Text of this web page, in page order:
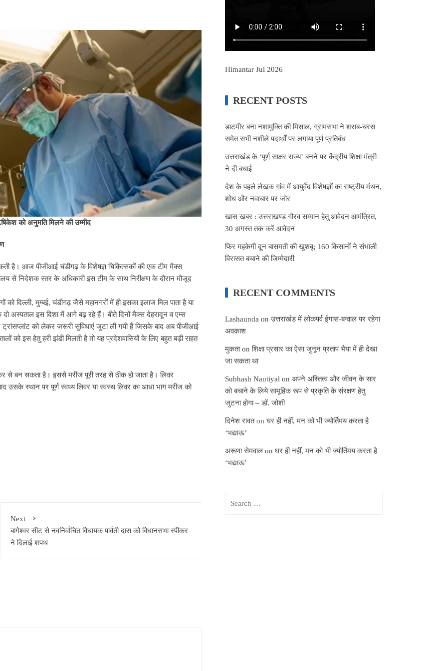
को अनुमति मिलने की उम्मीद
है। आज पीजीआई चंडीगढ़ के विशेषज्ञ चिकित्सकों की एक टीम मैक्स
से निदेशक स्तर के अधिकारी इस टीम के साथ निरीक्षण के दौरान मौजूद
को दिल्ली, मुम्बई, चंडीगढ़ जैसे महानगरों में ही इसका इलाज मिल पाता है या
अस्पताल इस दिशा में आगे बढ़ रहे हैं। बीते दिनों मैक्स देहरादून व एम्स
ट्रांसप्लांट को लेकर जरूरी सुविधाएं जुटा ली गयी हैं जिसके बाद अब पीजीआई
को इस हेतु हरी झंडी मिलती है तो यह प्रदेशवासियों के लिए बहुत बड़ी राहत
से बन सकता है। इससे मरीज पूरी तरह से ठीक हो जाता है। लिवर
उसके स्थान पर पूर्ण स्वथ्य लिवर या स्वस्थ लिवर का आधा भाग मरीज को
Next
बागेश्वर सीट से नवनिर्वाचित विधायक पार्वती दास को विधानसभा स्पीकर
ने दिलाई शपथ
Himantar Jul 2026
RECENT POSTS
डाटमीर बना नशामुक्ति की मिसाल, ग्रामसभा ने शराब-चरस
समेत सभी नशीले पदार्थों पर लगाया पूर्ण प्रतिबंध
उत्तराखंड के ‘पूर्ण साक्षर राज्य’ बनने पर केंद्रीय शिक्षा मंत्री
ने दी बधाई
देश के पहले लेखक गांव में आयुर्वेद विशेषज्ञों का राष्ट्रीय मंथन,
शोध और नवाचार पर जोर
खास खबर : उत्तराखण्ड गौरव सम्मान हेतु आवेदन आमंत्रित,
30 अगस्त तक करें आवेदन
फिर महकेगी दून बासमती की खुशबू: 160 किसानों ने संभाली
विरासत बचाने की जिम्मेदारी
RECENT COMMENTS
Lashaunda onउत्तराखंड में लोकपर्व ईगास-बग्वाल पर रहेगा
अवकाश
मुकताonशिक्षा प्रसार का ऐसा जुनून प्रताप भैया में ही देखा
जा सकता था
Subhash Nautiyal onअपने अस्तित्व और जीवन के सार
को बचाने के लिये सामूहिक रूप से प्रकृति के संरक्षण हेतु
जुटना होगा – डॉ. जोशी
दिनेश रावतonघर ही नहीं, मन को भी ज्योर्तिमय करता है
‘भद्याऊ’
अरूणा सेमवाल onघर ही नहीं, मन को भी ज्योर्तिमय करता है
‘भद्याऊ’